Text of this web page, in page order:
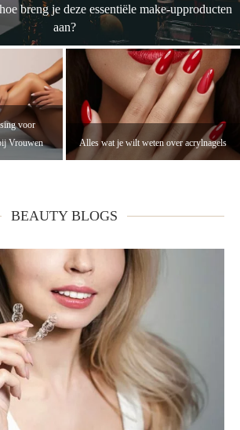
breng je deze essentiële make-upproducten
aan?
voor
Vrouwen
Alles wat je wilt weten over acrylnagels
BEAUTY BLOGS